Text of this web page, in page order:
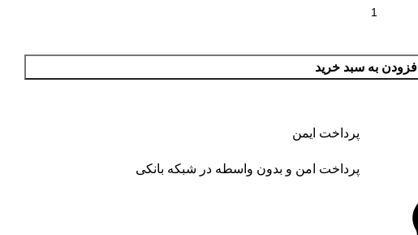
افزودن به سبد خرید
پرداخت ایمن
پرداخت امن و بدون واسطه در شبکه بانکی